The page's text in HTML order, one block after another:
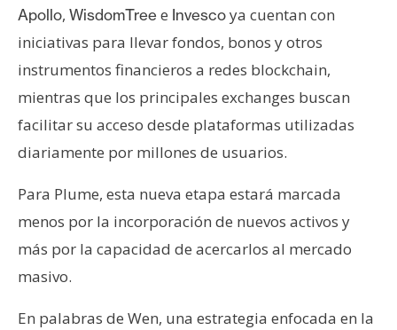
Apollo, WisdomTreee Invescoya cuentan con
iniciativas para llevar fondos, bonos y otros
instrumentos financieros a redes blockchain,
mientras que los principales exchanges buscan
facilitar su acceso desde plataformas utilizadas
diariamente por millones de usuarios.
Para Plume, esta nueva etapa estará marcada
menos por la incorporación de nuevos activos y
más por la capacidad de acercarlos al mercado
masivo.
En palabras de Wen, una estrategia enfocada en la